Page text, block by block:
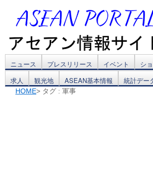
コ
ン
ニュース プレスリリース イベント シ
求人
観光地 ASEAN基本情報 統計デー
HOME> タグ : 軍事